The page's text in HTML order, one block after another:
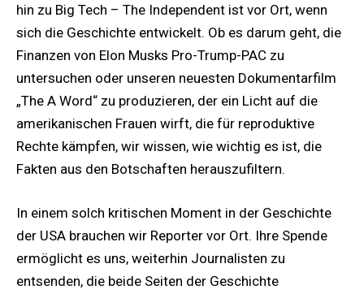
hin zu Big Tech – The Independent ist vor Ort, wenn
sich die Geschichte entwickelt. Ob es darum geht, die
Finanzen von Elon Musks Pro-Trump-PAC zu
untersuchen oder unseren neuesten Dokumentarfilm
„The A Word“ zu produzieren, der ein Licht auf die
amerikanischen Frauen wirft, die für reproduktive
Rechte kämpfen, wir wissen, wie wichtig es ist, die
Fakten aus den Botschaften herauszufiltern.
In einem solch kritischen Moment in der Geschichte
der USA brauchen wir Reporter vor Ort. Ihre Spende
ermöglicht es uns, weiterhin Journalisten zu
entsenden, die beide Seiten der Geschichte